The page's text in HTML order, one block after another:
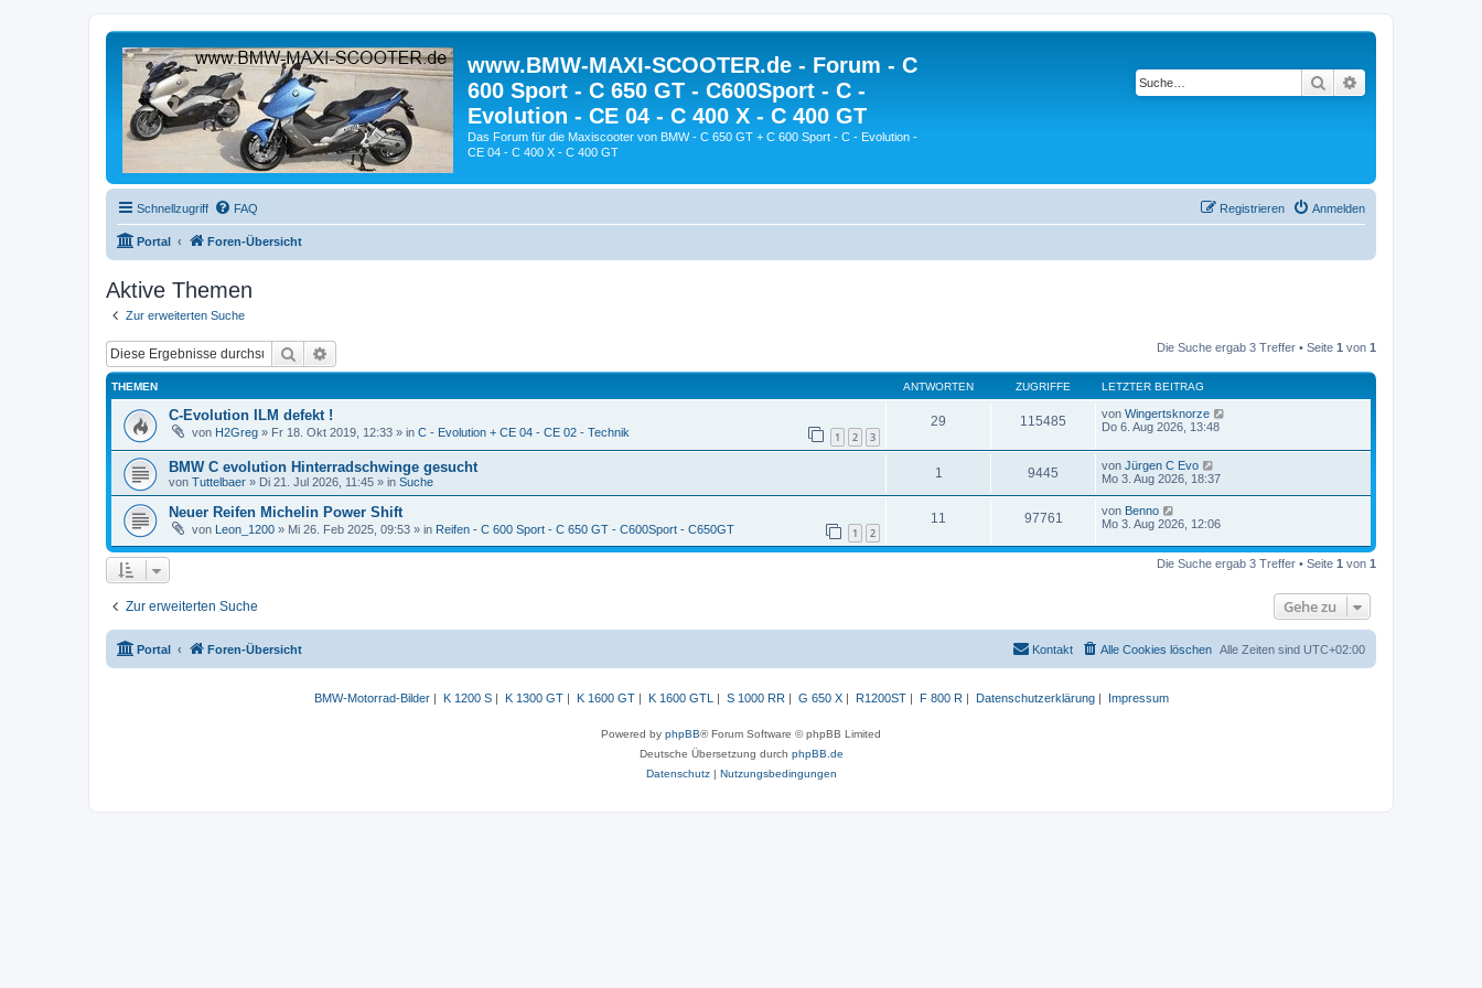
www.BMW-MAXI-SCOOTER.de - Forum - C
600 Sport - C 650 GT - C600Sport - C -
Evolution - CE 04 - C 400 X - C 400 GT
Das Forum für die Maxiscooter von BMW - C 650 GT + C 600 Sport - C - Evolution -
CE 04 - C 400 X - C 400 GT
Suche
Schnellzugriff FAQ Anmelden
Registrieren
Portal Foren-Übersicht
Aktive Themen
Zur erweiterten Suche
Suche Die Suche ergab 3 Treffer • Seite 1 von 1
THEMEN ANTWORTEN ZUGRIFFE LETZTER BEITRAG
C-Evolution ILM defekt !
von H2Greg » Fr 18. Okt 2019, 12:33 » in C - Evolution + CE 04 - CE 02 - Technik 1 2 3
29 115485 von Wingertsknorze
Do 6. Aug 2026, 13:48
BMW C evolution Hinterradschwinge gesucht
von Tuttelbaer » Di 21. Jul 2026, 11:45 » in Suche
1 9445 von Jürgen C Evo
Mo 3. Aug 2026, 18:37
Neuer Reifen Michelin Power Shift
von Leon_1200 » Mi 26. Feb 2025, 09:53 » in Reifen - C 600 Sport - C 650 GT - C600Sport - C650GT 1 2
11 97761 von Benno
Mo 3. Aug 2026, 12:06
Die Suche ergab 3 Treffer • Seite 1 von 1
Zur erweiterten Suche Gehe zu
Portal Foren-Übersicht Alle Zeiten sind UTC+02:00
Alle Cookies löschen
Kontakt
BMW-Motorrad-Bilder| K 1200 S| K 1300 GT| K 1600 GT| K 1600 GTL S 1000 RR G 650 X| R1200ST| F 800 R Datenschutzerklärung| Impressum
Powered by phpBB® Forum Software © phpBB Limited
Deutsche Übersetzung durch phpBB.de
Datenschutz| Nutzungsbedingungen